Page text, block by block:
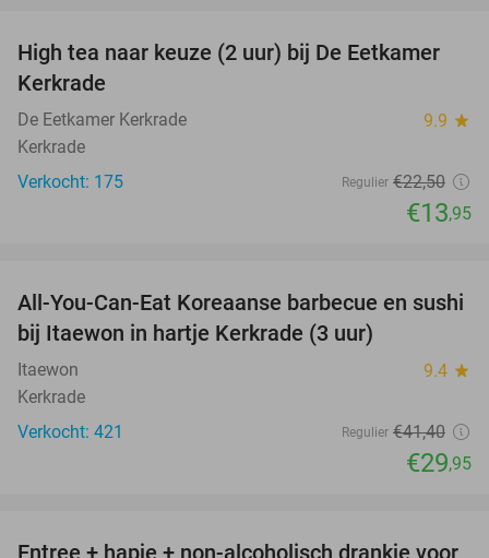
38%
High tea naar keuze (2 uur) bij De Eetkamer
Kerkrade
De Eetkamer Kerkrade 9.9 star
Kerkrade
Verkocht: 175
Regulier €22,50
€13,95
28%
All-You-Can-Eat Koreaanse barbecue en sushi
bij Itaewon in hartje Kerkrade (3 uur)
Itaewon 9.4 star
Kerkrade
Verkocht: 421
Regulier €41,40
€29,95
Entree + hapje + non-alcoholisch drankje voor